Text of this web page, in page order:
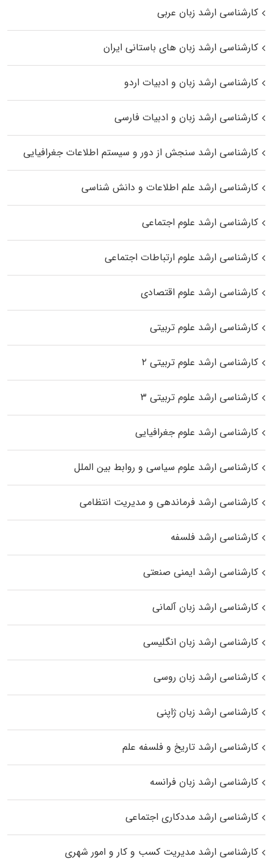
کارشناسی ارشد زبان عربی
کارشناسی ارشد زبان‌ های باستانی ایران
کارشناسی ارشد زبان و ادبیات اردو
کارشناسی ارشد زبان و ادبیات فارسی
کارشناسی ارشد سنجش از دور و سیستم اطلاعات جغرافیایی
کارشناسی ارشد علم اطلاعات و دانش شناسی
کارشناسی ارشد علوم اجتماعی
کارشناسی ارشد علوم ارتباطات اجتماعی
کارشناسی ارشد علوم اقتصادی
کارشناسی ارشد علوم تربیتی
کارشناسی ارشد علوم تربیتی ۲
کارشناسی ارشد علوم تربیتی ۳
کارشناسی ارشد علوم جغرافیایی
کارشناسی ارشد علوم سیاسی و روابط بین الملل
کارشناسی ارشد فرماندهی و مدیریت انتظامی
کارشناسی ارشد فلسفه
کارشناسی ارشد ایمنی صنعتی
کارشناسی ارشد زبان آلمانی
کارشناسی ارشد زبان انگلیسی
کارشناسی ارشد زبان روسی
کارشناسی ارشد زبان ژاپنی
کارشناسی ارشد تاریخ و فلسفه علم
کارشناسی ارشد زبان فرانسه
کارشناسی ارشد مددکاری اجتماعی
کارشناسی ارشد مدیریت کسب و کار و امور شهری